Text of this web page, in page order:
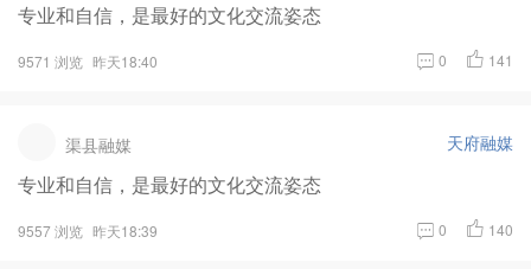
专业和自信，是最好的文化交流姿态
9571 浏览 昨天18:40 0 141
渠县融媒 天府融媒
专业和自信，是最好的文化交流姿态
9557 浏览 昨天18:39 0 140